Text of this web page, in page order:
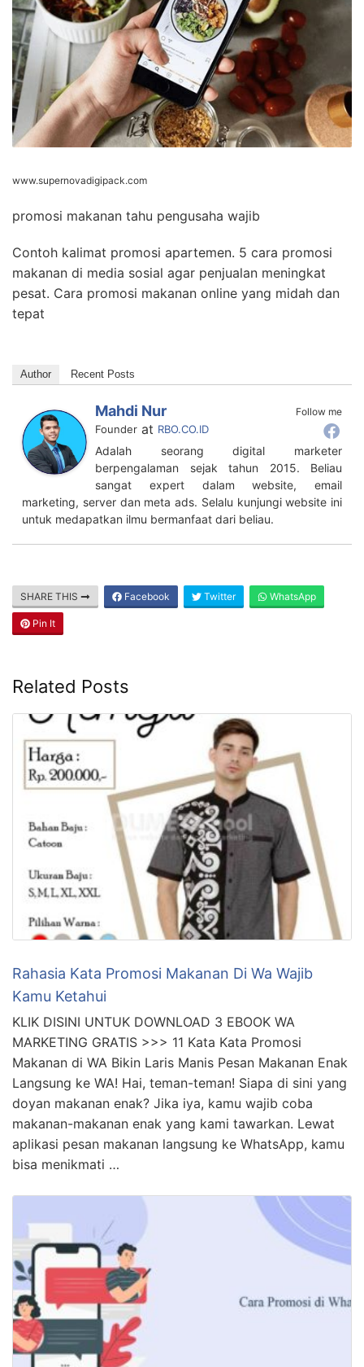
www.supernovadigipack.com
promosi makanan tahu pengusaha wajib
Contoh kalimat promosi apartemen. 5 cara promosi
makanan di media sosial agar penjualan meningkat
pesat. Cara promosi makanan online yang midah dan
tepat
Author Recent Posts
Follow me
Mahdi Nur
Founder at RBO.CO.ID
Adalah seorang digital marketer
berpengalaman sejak tahun 2015. Beliau
sangat expert dalam website, email
marketing, server dan meta ads. Selalu kunjungi website ini
untuk medapatkan ilmu bermanfaat dari beliau.
SHARE THIS Facebook Twitter WhatsApp
Pin It
Related Posts
Rahasia Kata Promosi Makanan Di Wa Wajib
Kamu Ketahui
KLIK DISINI UNTUK DOWNLOAD 3 EBOOK WA
MARKETING GRATIS >>> 11 Kata Kata Promosi
Makanan di WA Bikin Laris Manis Pesan Makanan Enak
Langsung ke WA! Hai, teman-teman! Siapa di sini yang
doyan makanan enak? Jika iya, kamu wajib coba
makanan-makanan enak yang kami tawarkan. Lewat
aplikasi pesan makanan langsung ke WhatsApp, kamu
bisa menikmati …